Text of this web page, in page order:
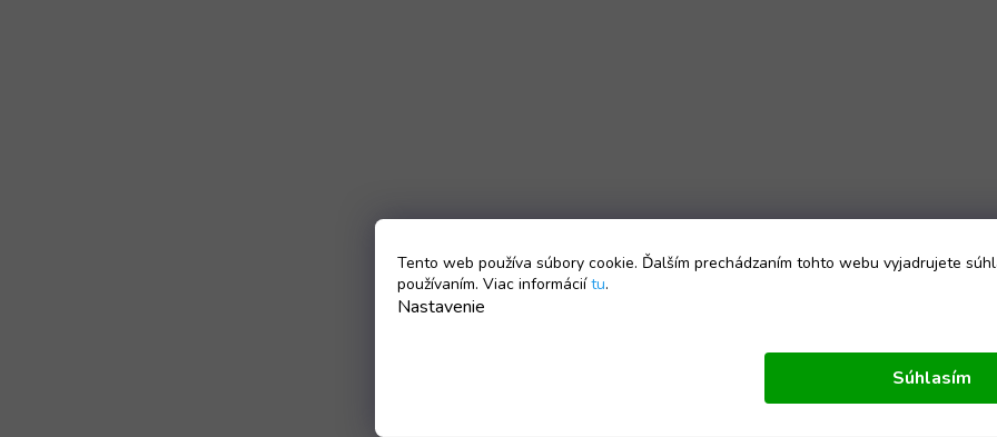
Tento web používa súbory cookie. Ďalším prechádzaním tohto webu vyjadrujete
používaním. Viac informáciítu.
Nastavenie
Súhlasím